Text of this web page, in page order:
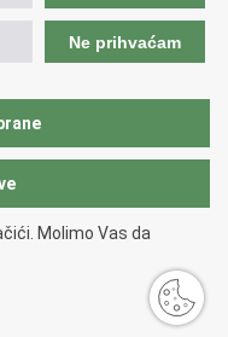
i digitalne
Ne prihvaćam
Molimo Vas da